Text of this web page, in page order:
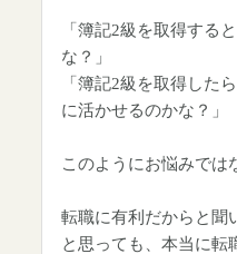
「簿記2級を取得する
な？」
「簿記2級を取得した
に活かせるのかな？」
このようにお悩みでは
転職に有利だからと聞
と思っても、本当に転